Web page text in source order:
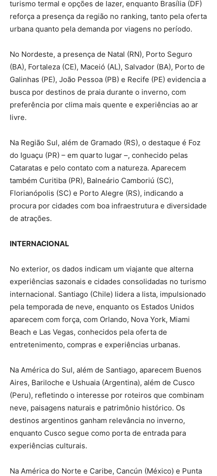
turismo termal e opções de lazer, enquanto Brasília (DF)
reforça a presença da região no ranking, tanto pela oferta
urbana quanto pela demanda por viagens no período.
No Nordeste, a presença de Natal (RN), Porto Seguro
(BA), Fortaleza (CE), Maceió (AL), Salvador (BA), Porto de
Galinhas (PE), João Pessoa (PB) e Recife (PE) evidencia a
busca por destinos de praia durante o inverno, com
preferência por clima mais quente e experiências ao ar
livre.
Na Região Sul, além de Gramado (RS), o destaque é Foz
do Iguaçu (PR) – em quarto lugar –, conhecido pelas
Cataratas e pelo contato com a natureza. Aparecem
também Curitiba (PR), Balneário Camboriú (SC),
Florianópolis (SC) e Porto Alegre (RS), indicando a
procura por cidades com boa infraestrutura e diversidade
de atrações.
INTERNACIONAL
No exterior, os dados indicam um viajante que alterna
experiências sazonais e cidades consolidadas no turismo
internacional. Santiago (Chile) lidera a lista, impulsionado
pela temporada de neve, enquanto os Estados Unidos
aparecem com força, com Orlando, Nova York, Miami
Beach e Las Vegas, conhecidos pela oferta de
entretenimento, compras e experiências urbanas.
Na América do Sul, além de Santiago, aparecem Buenos
Aires, Bariloche e Ushuaia (Argentina), além de Cusco
(Peru), refletindo o interesse por roteiros que combinam
neve, paisagens naturais e patrimônio histórico. Os
destinos argentinos ganham relevância no inverno,
enquanto Cusco segue como porta de entrada para
experiências culturais.
Na América do Norte e Caribe, Cancún (México) e Punta